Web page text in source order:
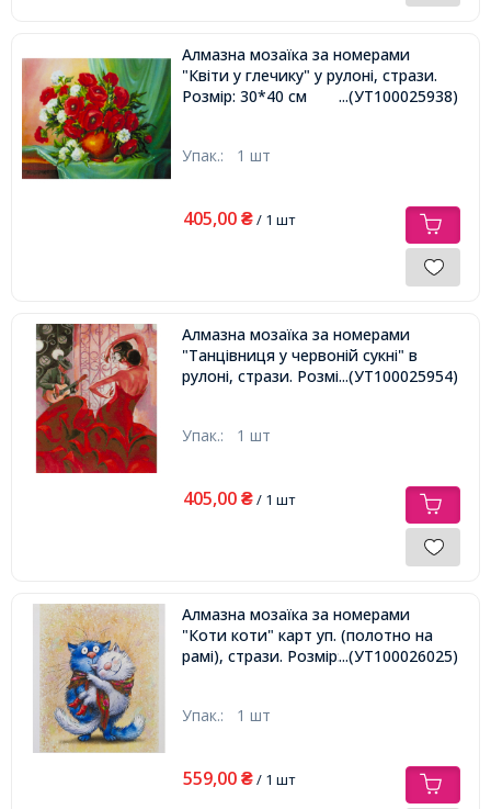
Алмазна мозаїка за номерами
"Квіти у глечику" у рулоні, стрази.
Розмір: 30*40 см
...(УТ100025938)
Упак.: 1 шт
405,00 ₴/ 1 шт
Алмазна мозаїка за номерами
"Танцівниця у червоній сукні" в
рулоні, стрази. Розмір: 30*40 см
...(УТ100025954)
Упак.: 1 шт
405,00 ₴/ 1 шт
Алмазна мозаїка за номерами
"Коти коти" карт уп. (полотно на
рамі), стрази. Розмір: 30*40 см
...(УТ100026025)
Упак.: 1 шт
559,00 ₴/ 1 шт